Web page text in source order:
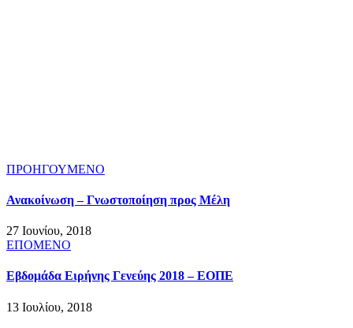
ΠΡΟΗΓΟΥΜΕΝΟ
Ανακοίνωση – Γνωστοποίηση προς Μέλη
27 Ιουνίου, 2018
ΕΠΟΜΕΝΟ
Εβδομάδα Ειρήνης Γενεύης 2018 – ΕΟΠΕ
13 Ιουλίου, 2018